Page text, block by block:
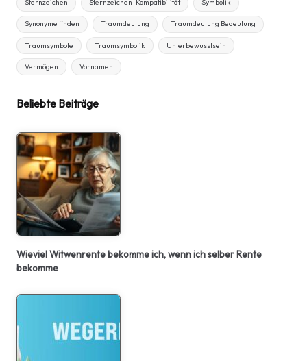
Sternzeichen Sternzeichen-Kompatibilität Symbolik
Synonyme finden Traumdeutung Traumdeutung Bedeutung
Traumsymbole Traumsymbolik Unterbewusstsein
Vermögen Vornamen
Beliebte Beiträge
Wieviel Witwenrente bekomme ich, wenn ich selber Rente
bekomme